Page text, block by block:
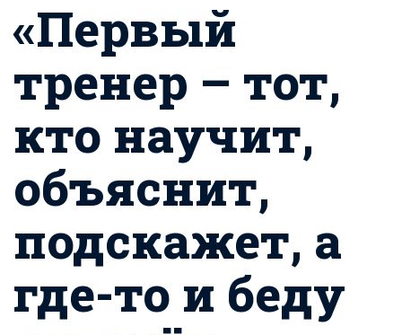
«Первый
тренер – тот,
кто научит,
объяснит,
подскажет, а
где-то и беду